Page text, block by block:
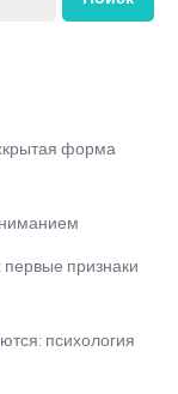
форма
признаки
психология